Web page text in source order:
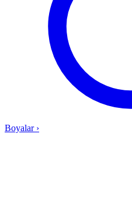
Boyalar ›